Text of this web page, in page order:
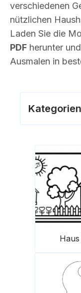
verschiedenen
nützlichen
Laden Sie die
PDF herunter
Ausmalen in
Kategorien
Haus